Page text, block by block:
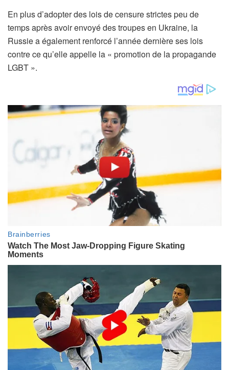
En plus d’adopter des lois de censure strictes peu de
temps après avoir envoyé des troupes en Ukraine, la
Russie a également renforcé l’année dernière ses lois
contre ce qu’elle appelle la « promotion de la propagande
LGBT ».